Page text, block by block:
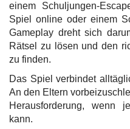
einem Schuljungen-
Spiel online oder einem
Gameplay dreht sich
Rätsel zu lösen und den
zu finden.
Das Spiel verbindet
An den Eltern
Herausforderung, wenn
kann.